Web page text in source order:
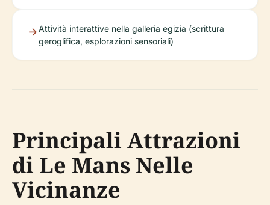
Attività interattive nella galleria egizia (scrittura
geroglifica, esplorazioni sensoriali)
Principali Attrazioni
di Le Mans Nelle
Vicinanze